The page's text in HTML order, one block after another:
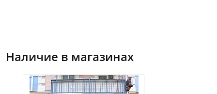
Наличие в магазинах